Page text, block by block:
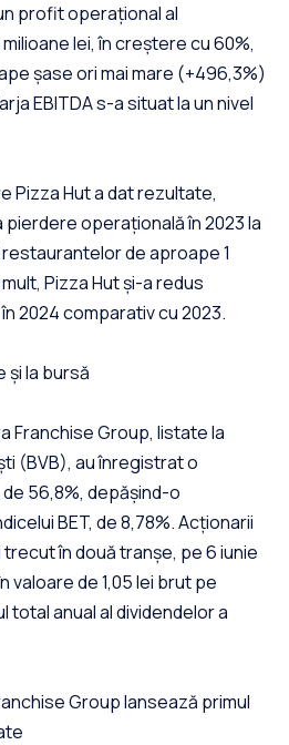
profit operațional al
lei, în creștere cu 60%,
șase ori mai mare (+496,3%)
EBITDA s-a situat la un nivel
Pizza Hut a dat rezultate,
operațională în 2023 la
de aproape 1
Pizza Hut și-a redus
2024 comparativ cu 2023.
la bursă
Franchise Group, listate la
(BVB), au înregistrat o
56,8%, depășind-o
BET, de 8,78%. Acționarii
în două tranșe, pe 6 iunie
valoare de 1,05 lei brut pe
total anual al dividendelor a
Group lansează primul